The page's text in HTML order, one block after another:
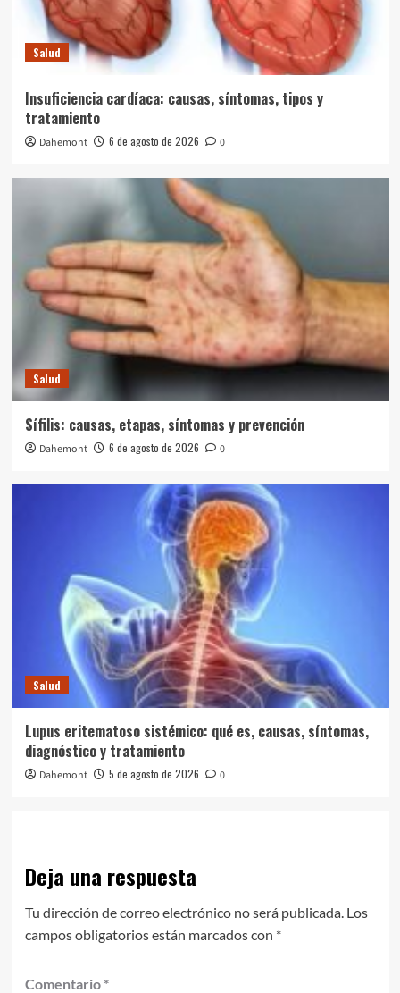
Salud
Insuficiencia cardíaca: causas, síntomas, tipos y
tratamiento
Dahemont 6 de agosto de 2026 0
Salud
Sífilis: causas, etapas, síntomas y prevención
Dahemont 6 de agosto de 2026 0
Salud
Lupus eritematoso sistémico: qué es, causas, síntomas,
diagnóstico y tratamiento
Dahemont 5 de agosto de 2026 0
Deja una respuesta
Tu dirección de correo electrónico no será publicada. Los
campos obligatorios están marcados con *
Comentario *